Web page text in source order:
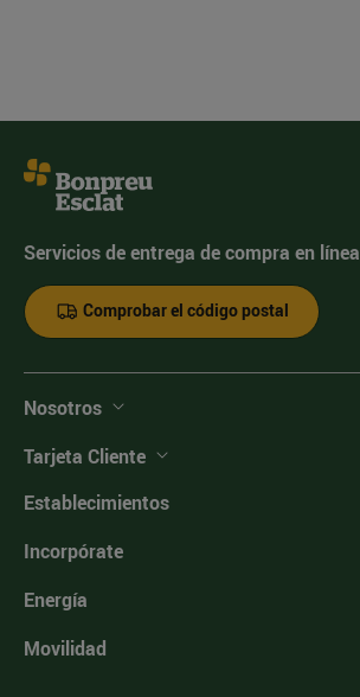
Servicios de entrega de compra en línea
Comprobar el código postal
Nosotros
Tarjeta Cliente
Establecimientos
Incorpórate
Energía
Movilidad